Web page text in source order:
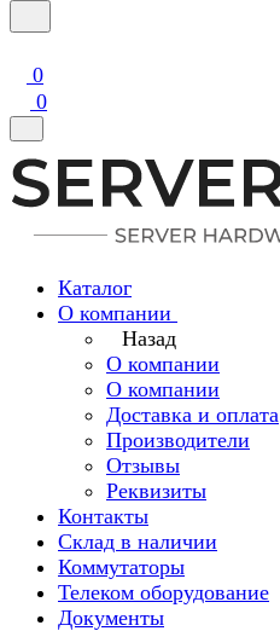
0
0
Каталог
О компании
Назад
О компании
О компании
Доставка и оплата
Производители
Отзывы
Реквизиты
Контакты
Склад в наличии
Коммутаторы
Телеком оборудование
Документы